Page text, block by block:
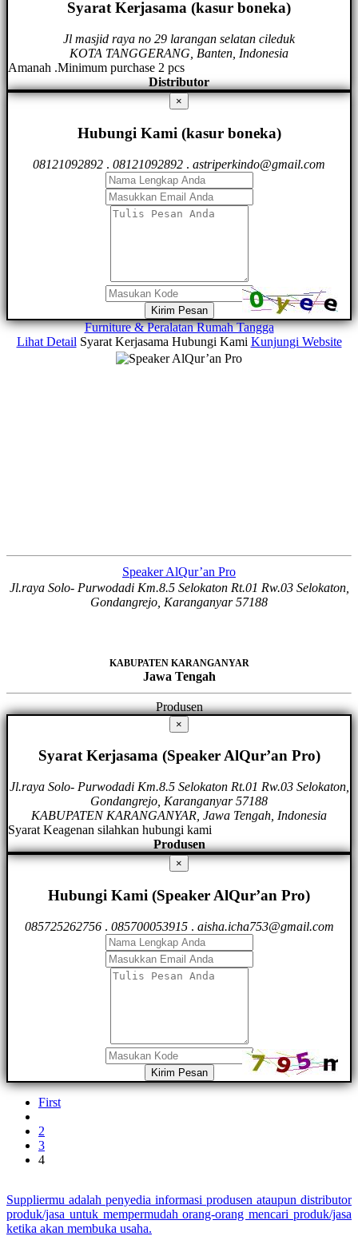
Syarat Kerjasama (kasur boneka)
Jl masjid raya no 29 larangan selatan cileduk
KOTA TANGGERANG, Banten, Indonesia
Amanah .Minimum purchase 2 pcs
Distributor
×
Hubungi Kami (kasur boneka)
08121092892 . 08121092892 . astriperkindo@gmail.com
Kirim Pesan
Furniture & Peralatan Rumah Tangga
Lihat Detail Syarat Kerjasama Hubungi Kami Kunjungi Website
Speaker AlQur’an Pro
Jl.raya Solo- Purwodadi Km.8.5 Selokaton Rt.01 Rw.03 Selokaton,
Gondangrejo, Karanganyar 57188
KABUPATEN KARANGANYAR
Jawa Tengah
Produsen
×
Syarat Kerjasama (Speaker AlQur’an Pro)
Jl.raya Solo- Purwodadi Km.8.5 Selokaton Rt.01 Rw.03 Selokaton,
Gondangrejo, Karanganyar 57188
KABUPATEN KARANGANYAR, Jawa Tengah, Indonesia
Syarat Keagenan silahkan hubungi kami
Produsen
×
Hubungi Kami (Speaker AlQur’an Pro)
085725262756. 085700053915. aisha.icha753@gmail.com
Kirim Pesan
First
2
3
4
Suppliermu adalah penyedia informasi produsen ataupun distributor
produk/jasa untuk mempermudah orang-orang mencari produk/jasa
ketika akan membuka usaha.